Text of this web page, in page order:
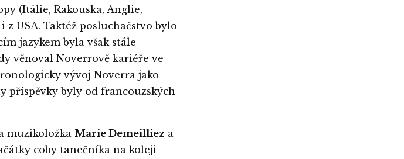
(Itálie, Rakouska, Anglie,
z USA. Taktéž posluchačstvo bylo
jazykem byla však stále
věnoval Noverrově kariéře ve
vývoj Noverra jako
příspěvky byly od francouzských
muzikoložka Marie Demeilliez a
coby tanečníka na koleji